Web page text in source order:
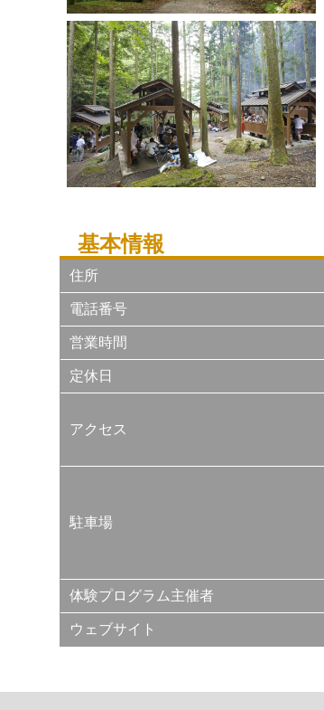
基本情報
住所
電話番号
営業時間
定休日
アクセス
駐車場
体験プログラム主催者
ウェブサイト